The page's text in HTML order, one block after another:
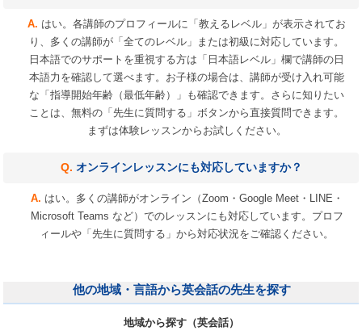
はい。各講師のプロフィールに「教えるレベル」が表示されてお
り、多くの講師が「全てのレベル」または初級に対応しています。
日本語でのサポートを重視する方は「日本語レベル」欄で講師の日
本語力を確認して選べます。お子様の場合は、講師が受け入れ可能
な「指導開始年齢（最低年齢）」も確認できます。さらに知りたい
ことは、無料の「先生に質問する」ボタンから直接質問できます。
まずは体験レッスンからお試しください。
オンラインレッスンにも対応していますか？
はい。多くの講師がオンライン（Zoom・Google Meet・LINE・
Microsoft Teams など）でのレッスンにも対応しています。プロフ
ィールや「先生に質問する」から対応状況をご確認ください。
他の地域・言語から英会話の先生を探す
地域から探す（英会話）